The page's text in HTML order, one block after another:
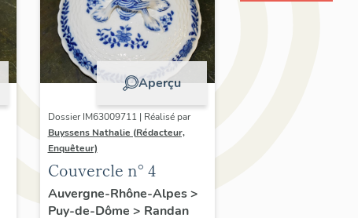
Aperçu
Dossier IM63009711 | Réalisé par
Buyssens Nathalie (Rédacteur,
Enquêteur)
Couvercle n° 4
Auvergne-Rhône-Alpes>
Puy-de-Dôme > Randan